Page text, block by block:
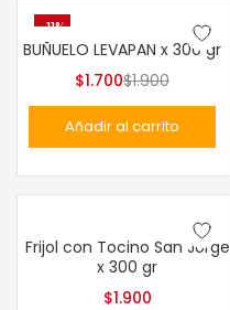
-11%
BUÑUELO LEVAPAN x 300 gr
$1.700$1.900
Añadir al carrito
Frijol con Tocino San Jorge
x 300 gr
$1.900